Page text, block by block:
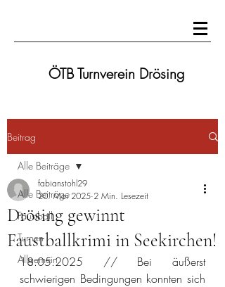
ÖTB Turnverein Drösing
Beitrag
Alle Beiträge
Faustball
Turnen
Allgemein
Alle Beiträge
Drösing gewinnt
Faustballkrimi in Seekirchen!
fabianstohl29
20. Mai 2025 2 Min. Lesezeit
18.05.2025 // Bei äußerst
schwierigen Bedingungen konnten sich